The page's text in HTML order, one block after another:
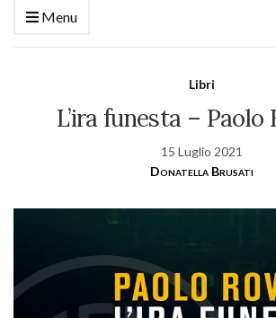
Menu
Libri
L’ira funesta – Paolo
15 Luglio 2021
Donatella Brusati